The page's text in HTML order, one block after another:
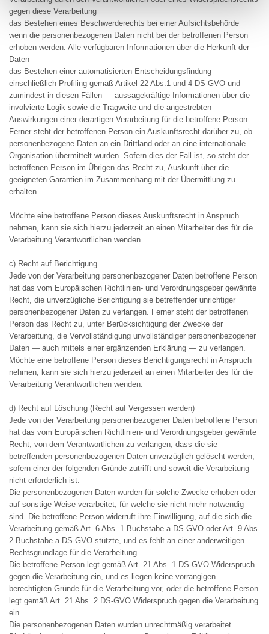
gegen diese Verarbeitung
das Bestehen eines Beschwerderechts bei einer Aufsichtsbehörde
wenn die personenbezogenen Daten nicht bei der betroffenen Person
erhoben werden: Alle verfügbaren Informationen über die Herkunft der
Daten
das Bestehen einer automatisierten Entscheidungsfindung
einschließlich Profiling gemäß Artikel 22 Abs.1 und 4 DS-GVO und —
zumindest in diesen Fällen — aussagekräftige Informationen über die
involvierte Logik sowie die Tragweite und die angestrebten
Auswirkungen einer derartigen Verarbeitung für die betroffene Person
Ferner steht der betroffenen Person ein Auskunftsrecht darüber zu, ob
personenbezogene Daten an ein Drittland oder an eine internationale
Organisation übermittelt wurden. Sofern dies der Fall ist, so steht der
betroffenen Person im Übrigen das Recht zu, Auskunft über die
geeigneten Garantien im Zusammenhang mit der Übermittlung zu
erhalten.
Möchte eine betroffene Person dieses Auskunftsrecht in Anspruch
nehmen, kann sie sich hierzu jederzeit an einen Mitarbeiter des für die
Verarbeitung Verantwortlichen wenden.
c) Recht auf Berichtigung
Jede von der Verarbeitung personenbezogener Daten betroffene Person
hat das vom Europäischen Richtlinien- und Verordnungsgeber gewährte
Recht, die unverzügliche Berichtigung sie betreffender unrichtiger
personenbezogener Daten zu verlangen. Ferner steht der betroffenen
Person das Recht zu, unter Berücksichtigung der Zwecke der
Verarbeitung, die Vervollständigung unvollständiger personenbezogener
Daten — auch mittels einer ergänzenden Erklärung — zu verlangen.
Möchte eine betroffene Person dieses Berichtigungsrecht in Anspruch
nehmen, kann sie sich hierzu jederzeit an einen Mitarbeiter des für die
Verarbeitung Verantwortlichen wenden.
d) Recht auf Löschung (Recht auf Vergessen werden)
Jede von der Verarbeitung personenbezogener Daten betroffene Person
hat das vom Europäischen Richtlinien- und Verordnungsgeber gewährte
Recht, von dem Verantwortlichen zu verlangen, dass die sie
betreffenden personenbezogenen Daten unverzüglich gelöscht werden,
sofern einer der folgenden Gründe zutrifft und soweit die Verarbeitung
nicht erforderlich ist:
Die personenbezogenen Daten wurden für solche Zwecke erhoben oder
auf sonstige Weise verarbeitet, für welche sie nicht mehr notwendig
sind. Die betroffene Person widerruft ihre Einwilligung, auf die sich die
Verarbeitung gemäß Art. 6 Abs. 1 Buchstabe a DS-GVO oder Art. 9 Abs.
2 Buchstabe a DS-GVO stützte, und es fehlt an einer anderweitigen
Rechtsgrundlage für die Verarbeitung.
Die betroffene Person legt gemäß Art. 21 Abs. 1 DS-GVO Widerspruch
gegen die Verarbeitung ein, und es liegen keine vorrangigen
berechtigten Gründe für die Verarbeitung vor, oder die betroffene Person
legt gemäß Art. 21 Abs. 2 DS-GVO Widerspruch gegen die Verarbeitung
ein.
Die personenbezogenen Daten wurden unrechtmäßig verarbeitet.